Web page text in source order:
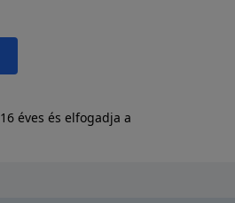
éves és elfogadja a